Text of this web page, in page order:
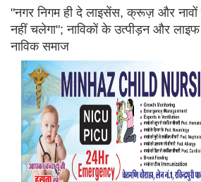
"नगर निगम ही दे लाइसेंस, क्रूज़ और नावों
नहीं चलेगा"; नाविकों के उत्पीड़न और
नाविक समाज